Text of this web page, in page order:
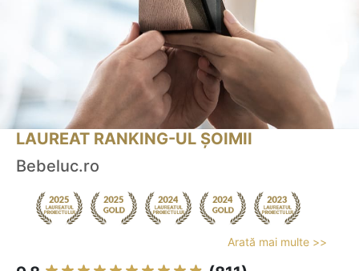
LAUREAT RANKING-UL ȘOIMII
Bebeluc.ro
Arată mai multe >>